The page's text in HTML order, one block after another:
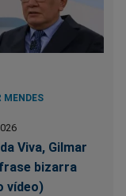
MENDES
Viva, Gilmar
bizarra
vídeo)